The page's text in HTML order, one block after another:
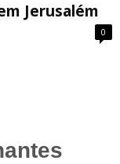
Jerusalém
0